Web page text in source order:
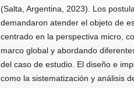
(Salta, Argentina, 2023). Los
demandaron atender el objeto de
centrado en la perspectiva micro,
marco global y abordando
del caso de estudio. El diseño e
como la sistematización y análisis